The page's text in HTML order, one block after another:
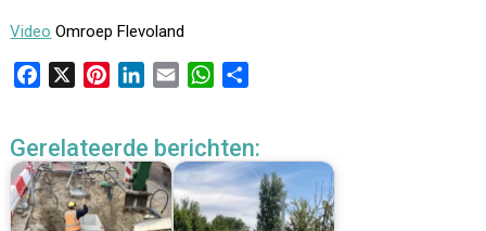
Video Omroep Flevoland
e
b
o
t
e
r
k
e
d
i
l
W
t
s
A
e
n
Gerelateerde berichten: